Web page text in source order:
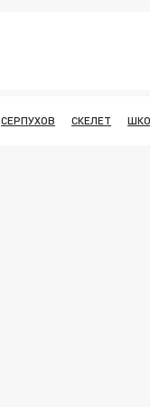
СЕРПУХОВ СКЕЛЕТ